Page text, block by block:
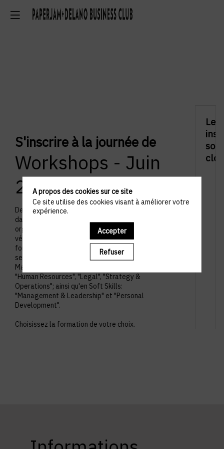
S'inscrire à la journée de
Workshops - Juin
2024
Des moments d'apprentissages et d'inspiration
dans un format compact de trois heures et
organisés en petits groupes permettant un
véritable échange entre participants et avec le
formateur. Les workshops sont structurés en
sept cycles. En Hard Skills: "Communication,
Marketing & Sales", "Finance & Comptability",
"Human Resources", "Legal", "Strategy &
Operations"; ainsi qu'en Soft Skills:
"Management & Leadership" et "Personal
Development".
Choisissez la formation de votre choix.
Les
sont
A propos des cookies sur ce site
Ce site utilise des cookies visant à améliorer votre
expérience.
Accepter
Refuser